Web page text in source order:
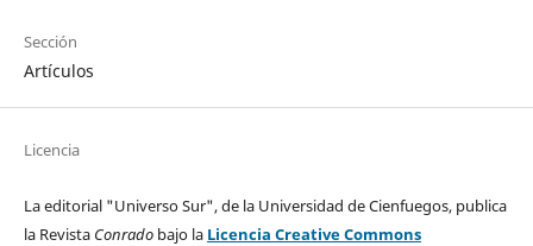
Sección
Artículos
Licencia
La editorial "Universo Sur", de la Universidad de Cienfuegos, publica
la Revista Conradobajo la Licencia Creative Commons